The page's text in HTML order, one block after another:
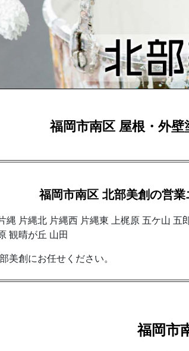
福岡市南区 屋根・外壁
福岡市南区 北部美創の営
片縄北 片縄西 片縄東 上梶原 五ケ山
観晴が丘 山田
美創にお任せください。
福岡市